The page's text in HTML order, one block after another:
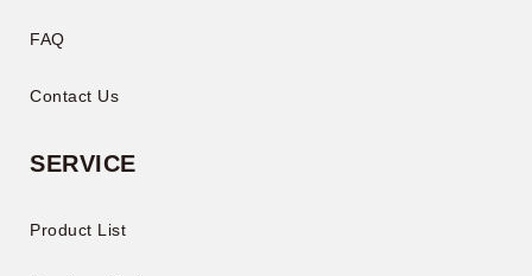
FAQ
Contact Us
SERVICE
Product List